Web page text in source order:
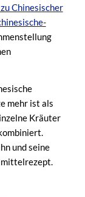
Chinesischer
mehr ist als
Kräuter
und seine